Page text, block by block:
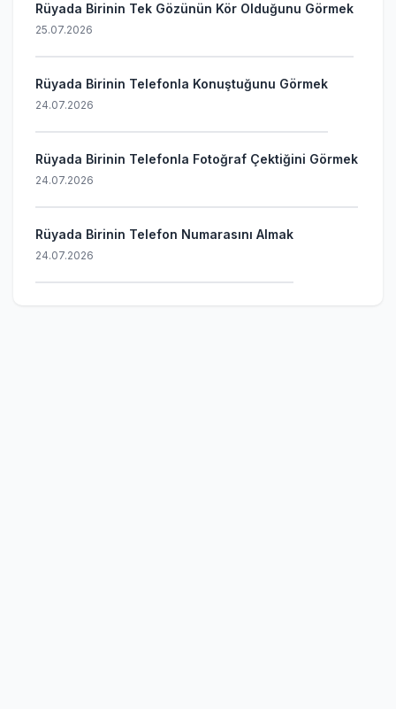
Rüyada Birinin Tek Gözünün Kör Olduğunu Görmek
25.07.2026
Rüyada Birinin Telefonla Konuştuğunu Görmek
24.07.2026
Rüyada Birinin Telefonla Fotoğraf Çektiğini Görmek
24.07.2026
Rüyada Birinin Telefon Numarasını Almak
24.07.2026